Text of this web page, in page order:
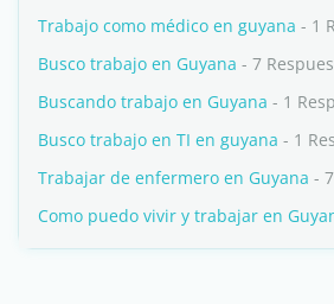
Trabajo como médico en guyana - 1
Busco trabajo en Guyana - 7
Buscando trabajo en Guyana - 1
Busco trabajo en TI en guyana - 1
Trabajar de enfermero en Guyana -
Como puedo vivir y trabajar en